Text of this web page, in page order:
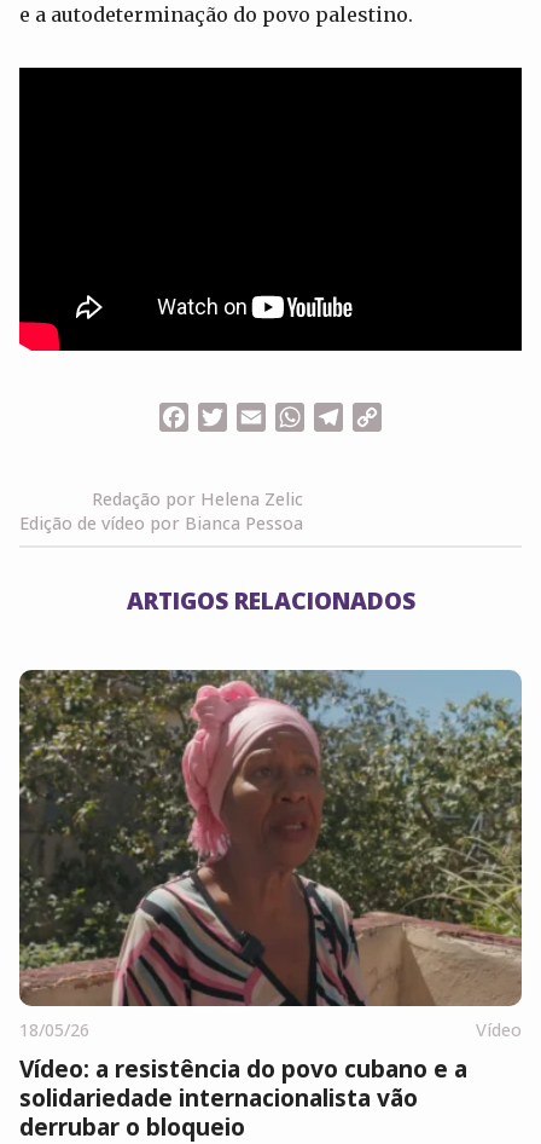
e a autodeterminação do povo palestino.
FacebookTwitterEmailWhatsApp
Telegram
Redação por Helena Zelic
Edição de vídeo por Bianca Pessoa
ARTIGOS RELACIONADOS
18/05/26 Vídeo
Vídeo: a resistência do povo cubano e a
solidariedade internacionalista vão
derrubar o bloqueio